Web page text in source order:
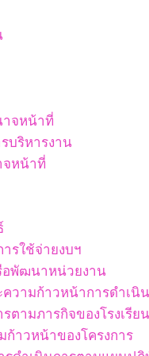
าจหน้าที่
บริหารงาน
หน้าที่
รใช้จ่ายงบฯ
อพัฒนาหน่วยงาน
วามก้าวหน้าการดำเนิ
ตามภารกิจของโรงเรียน
ก้าวหน้าของโครงการ